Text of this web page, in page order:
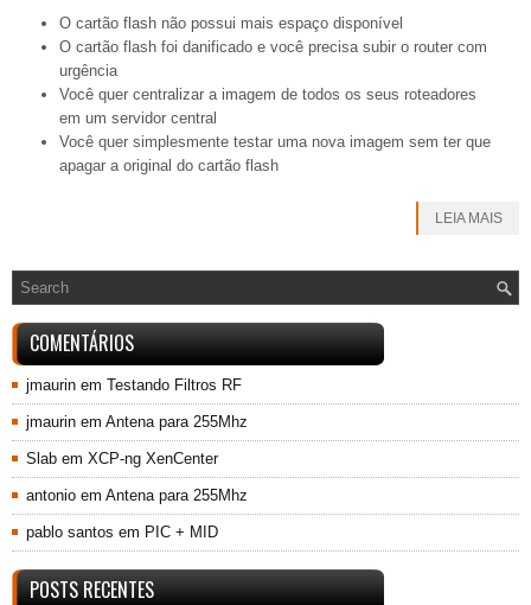
O cartão flash não possui mais espaço disponível
O cartão flash foi danificado e você precisa subir o router com
urgência
Você quer centralizar a imagem de todos os seus roteadores
em um servidor central
Você quer simplesmente testar uma nova imagem sem ter que
apagar a original do cartão flash
LEIA MAIS
COMENTÁRIOS
jmaurin em Testando Filtros RF
jmaurin em Antena para 255Mhz
Slab em XCP-ng XenCenter
antonio em Antena para 255Mhz
pablo santos em PIC + MID
POSTS RECENTES